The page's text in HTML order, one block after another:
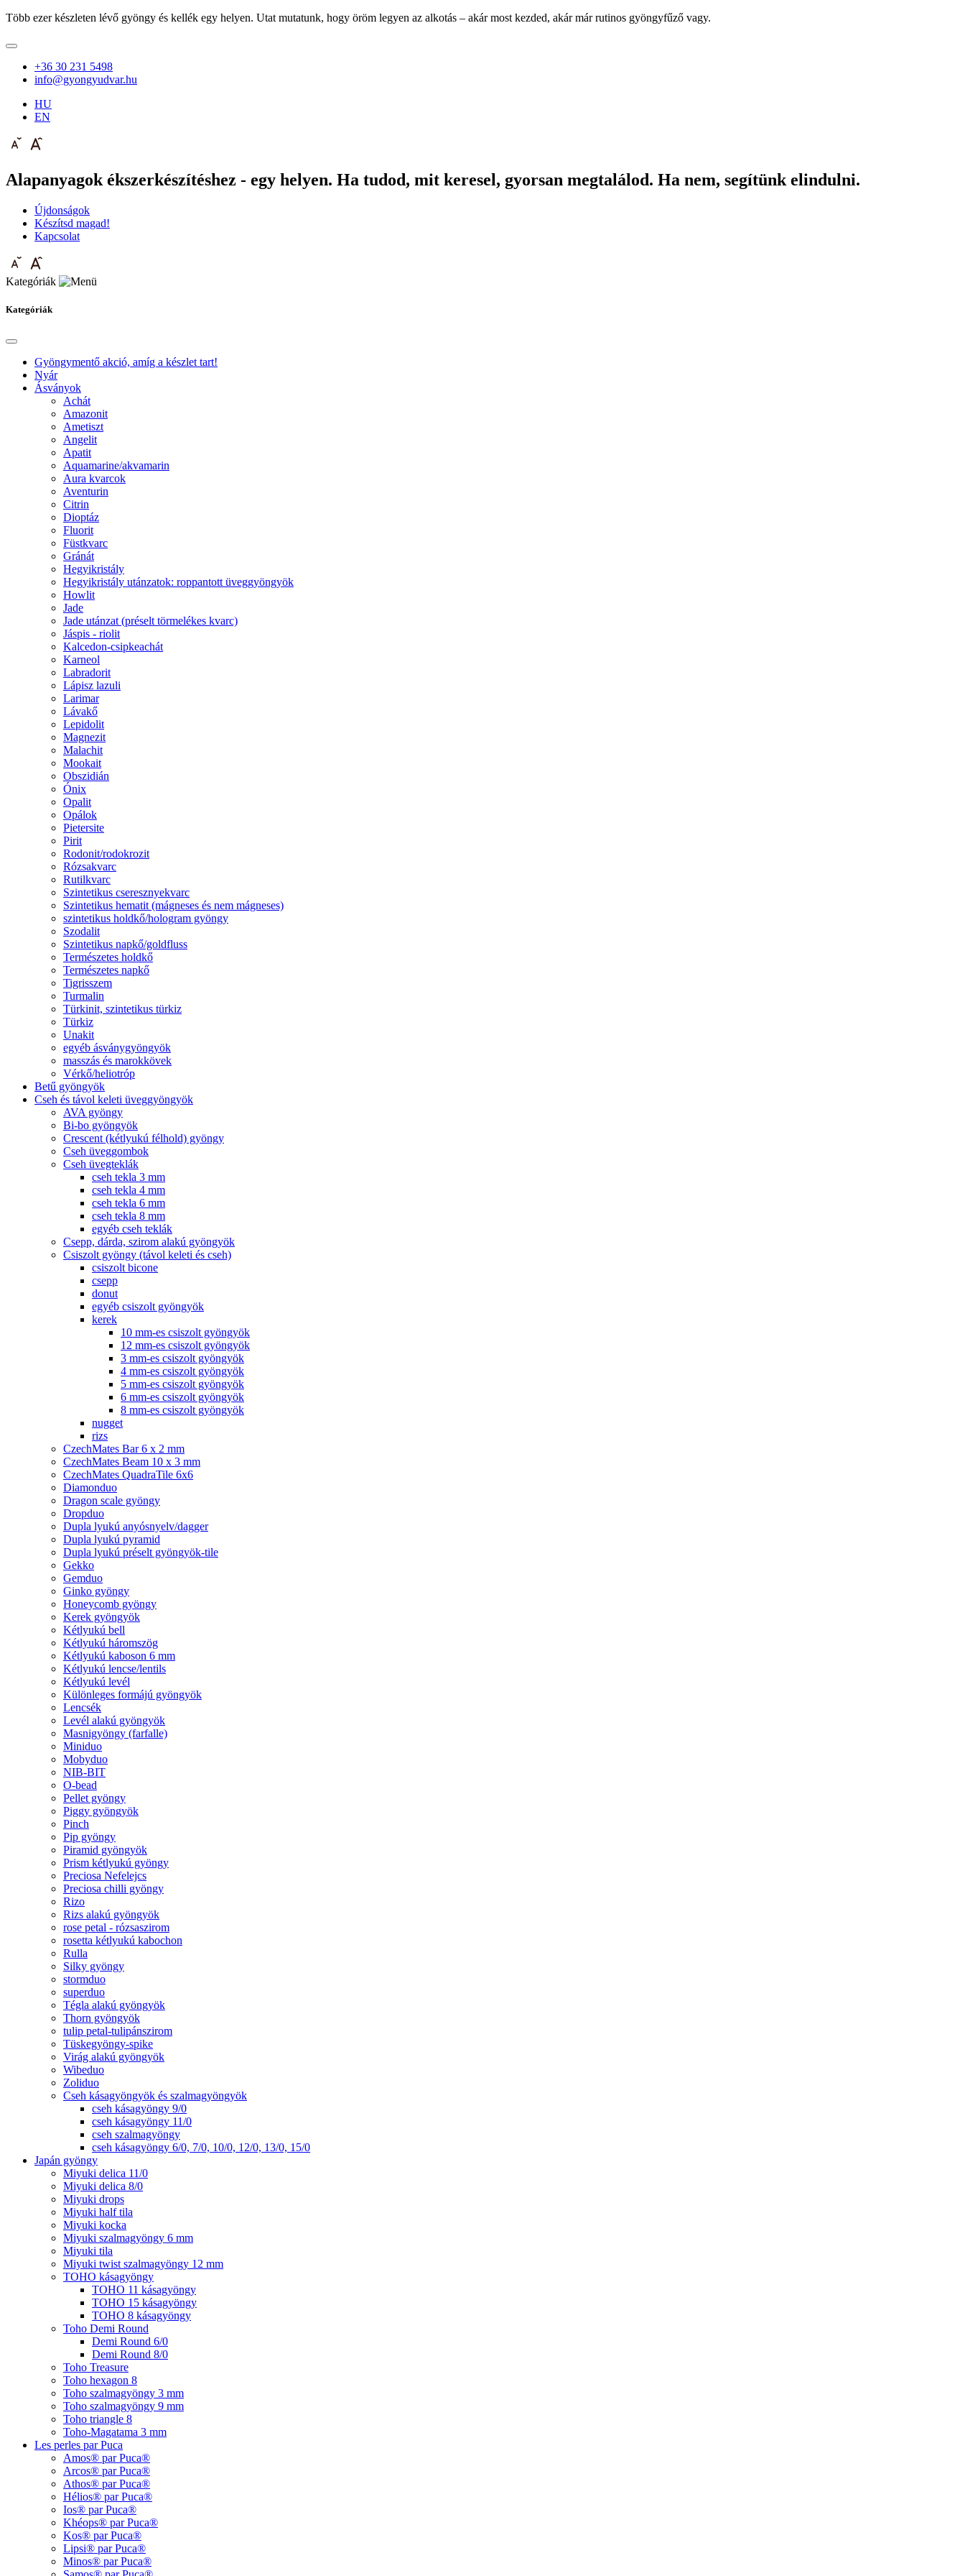
Több ezer készleten lévő gyöngy és kellék egy helyen. Utat mutatunk, hogy öröm legyen az alkotás – akár most kezded, akár már rutinos gyöngyfűző vagy.
+36 30 231 5498
info@gyongyudvar.hu
HU
EN
Alapanyagok ékszerkészítéshez - egy helyen. Ha tudod, mit keresel, gyorsan megtalálod. Ha nem, segítünk elindulni.
Újdonságok
Készítsd magad!
Kapcsolat
Kategóriák
Kategóriák
Gyöngymentő akció, amíg a készlet tart!
Nyár
Ásványok
Achát
Amazonit
Ametiszt
Angelit
Apatit
Aquamarine/akvamarin
Aura kvarcok
Aventurin
Citrin
Dioptáz
Fluorit
Füstkvarc
Gránát
Hegyikristály
Hegyikristály utánzatok: roppantott üveggyöngyök
Howlit
Jade
Jade utánzat (préselt törmelékes kvarc)
Jáspis - riolit
Kalcedon-csipkeachát
Karneol
Labradorit
Lápisz lazuli
Larimar
Lávakő
Lepidolit
Magnezit
Malachit
Mookait
Obszidián
Ónix
Opalit
Opálok
Pietersite
Pirit
Rodonit/rodokrozit
Rózsakvarc
Rutilkvarc
Szintetikus cseresznyekvarc
Szintetikus hematit (mágneses és nem mágneses)
szintetikus holdkő/hologram gyöngy
Szodalit
Szintetikus napkő/goldfluss
Természetes holdkő
Természetes napkő
Tigrisszem
Turmalin
Türkinit, szintetikus türkiz
Türkiz
Unakit
egyéb ásványgyöngyök
masszás és marokkövek
Vérkő/heliotróp
Betű gyöngyök
Cseh és távol keleti üveggyöngyök
AVA gyöngy
Bi-bo gyöngyök
Crescent (kétlyukú félhold) gyöngy
Cseh üveggombok
Cseh üvegteklák
cseh tekla 3 mm
cseh tekla 4 mm
cseh tekla 6 mm
cseh tekla 8 mm
egyéb cseh teklák
Csepp, dárda, szirom alakú gyöngyök
Csiszolt gyöngy (távol keleti és cseh)
csiszolt bicone
csepp
donut
egyéb csiszolt gyöngyök
kerek
10 mm-es csiszolt gyöngyök
12 mm-es csiszolt gyöngyök
3 mm-es csiszolt gyöngyök
4 mm-es csiszolt gyöngyök
5 mm-es csiszolt gyöngyök
6 mm-es csiszolt gyöngyök
8 mm-es csiszolt gyöngyök
nugget
rizs
CzechMates Bar 6 x 2 mm
CzechMates Beam 10 x 3 mm
CzechMates QuadraTile 6x6
Diamonduo
Dragon scale gyöngy
Dropduo
Dupla lyukú anyósnyelv/dagger
Dupla lyukú pyramid
Dupla lyukú préselt gyöngyök-tile
Gekko
Gemduo
Ginko gyöngy
Honeycomb gyöngy
Kerek gyöngyök
Kétlyukú bell
Kétlyukú háromszög
Kétlyukú kaboson 6 mm
Kétlyukú lencse/lentils
Kétlyukú levél
Különleges formájú gyöngyök
Lencsék
Levél alakú gyöngyök
Masnigyöngy (farfalle)
Miniduo
Mobyduo
NIB-BIT
O-bead
Pellet gyöngy
Piggy gyöngyök
Pinch
Pip gyöngy
Piramid gyöngyök
Prism kétlyukú gyöngy
Preciosa Nefelejcs
Preciosa chilli gyöngy
Rizo
Rizs alakú gyöngyök
rose petal - rózsaszirom
rosetta kétlyukú kabochon
Rulla
Silky gyöngy
stormduo
superduo
Tégla alakú gyöngyök
Thorn gyöngyök
tulip petal-tulipánszirom
Tüskegyöngy-spike
Virág alakú gyöngyök
Wibeduo
Zoliduo
Cseh kásagyöngyök és szalmagyöngyök
cseh kásagyöngy 9/0
cseh kásagyöngy 11/0
cseh szalmagyöngy
cseh kásagyöngy 6/0, 7/0, 10/0, 12/0, 13/0, 15/0
Japán gyöngy
Miyuki delica 11/0
Miyuki delica 8/0
Miyuki drops
Miyuki half tila
Miyuki kocka
Miyuki szalmagyöngy 6 mm
Miyuki tila
Miyuki twist szalmagyöngy 12 mm
TOHO kásagyöngy
TOHO 11 kásagyöngy
TOHO 15 kásagyöngy
TOHO 8 kásagyöngy
Toho Demi Round
Demi Round 6/0
Demi Round 8/0
Toho Treasure
Toho hexagon 8
Toho szalmagyöngy 3 mm
Toho szalmagyöngy 9 mm
Toho triangle 8
Toho-Magatama 3 mm
Les perles par Puca
Amos® par Puca®
Arcos® par Puca®
Athos® par Puca®
Hélios® par Puca®
Ios® par Puca®
Khéops® par Puca®
Kos® par Puca®
Lipsi® par Puca®
Minos® par Puca®